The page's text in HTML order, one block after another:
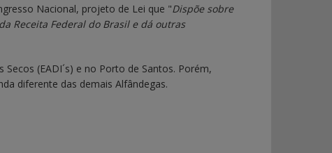
Nacional, projeto de Lei que "Dispõe sobre
Receita Federal do Brasil e dá outras
(EADI´s) e no Porto de Santos. Porém,
diferente das demais Alfândegas.